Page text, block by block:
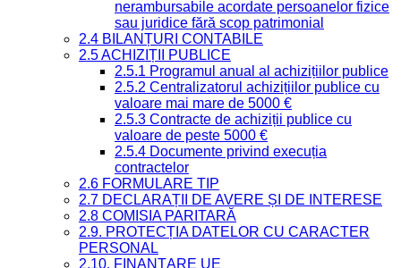
nerambursabile acordate persoanelor fizice
sau juridice fără scop patrimonial
2.4 BILANȚURI CONTABILE
2.5 ACHIZIȚII PUBLICE
2.5.1 Programul anual al achizițiilor publice
2.5.2 Centralizatorul achizițiilor publice cu
valoare mai mare de 5000 €
2.5.3 Contracte de achiziții publice cu
valoare de peste 5000 €
2.5.4 Documente privind execuția
contractelor
2.6 FORMULARE TIP
2.7 DECLARAȚII DE AVERE ȘI DE INTERESE
2.8 COMISIA PARITARĂ
2.9. PROTECȚIA DATELOR CU CARACTER
PERSONAL
2.10. FINANȚARE UE